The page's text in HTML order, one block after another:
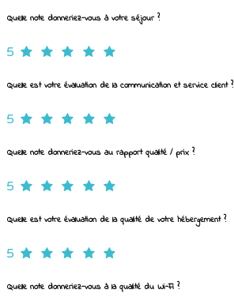
Quelle note donneriez-vous à votre séjour ?
5
Quelle est votre évaluation de la communication et service client ?
5
Quelle note donneriez-vous au rapport qualité / prix ?
5
Quelle est votre évaluation de la qualité de votre hébergement ?
5
Quelle note donneriez-vous à la qualité du Wi-Fi ?